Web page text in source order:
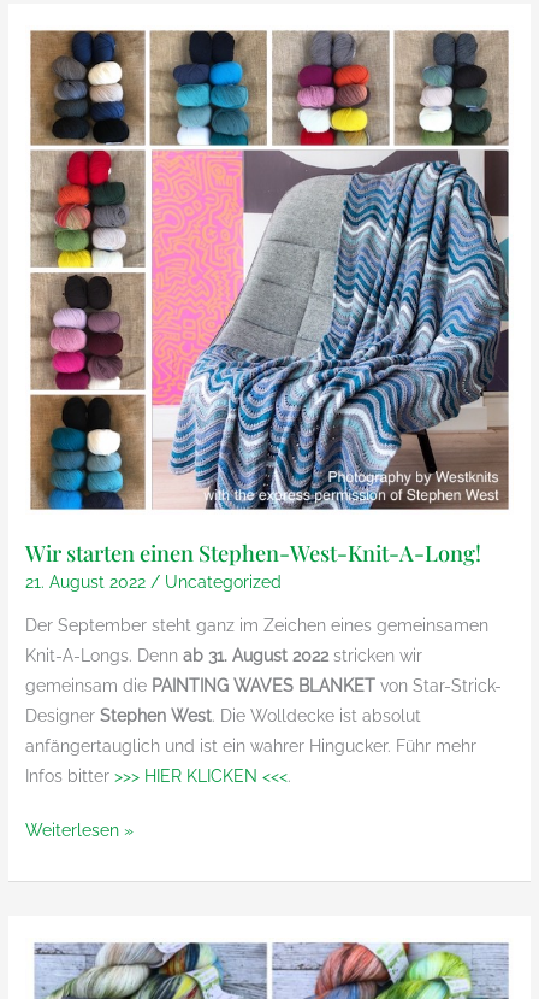
UNSER
PANKETAL
Wir starten einen Stephen-West-Knit-A-Long!
21. August 2022 / Uncategorized
Der September steht ganz im Zeichen eines gemeinsamen
Knit-A-Longs. Dennab 31. August 2022 stricken wir
gemeinsam die PAINTING WAVES BLANKET von Star-Strick-
DesignerStephen West. Die Wolldecke ist absolut
anfängertauglich und ist ein wahrer Hingucker. Führ mehr
Infos bitter>>> HIER KLICKEN <<<.
Wir
West-
Knit-
Weiterlesen »